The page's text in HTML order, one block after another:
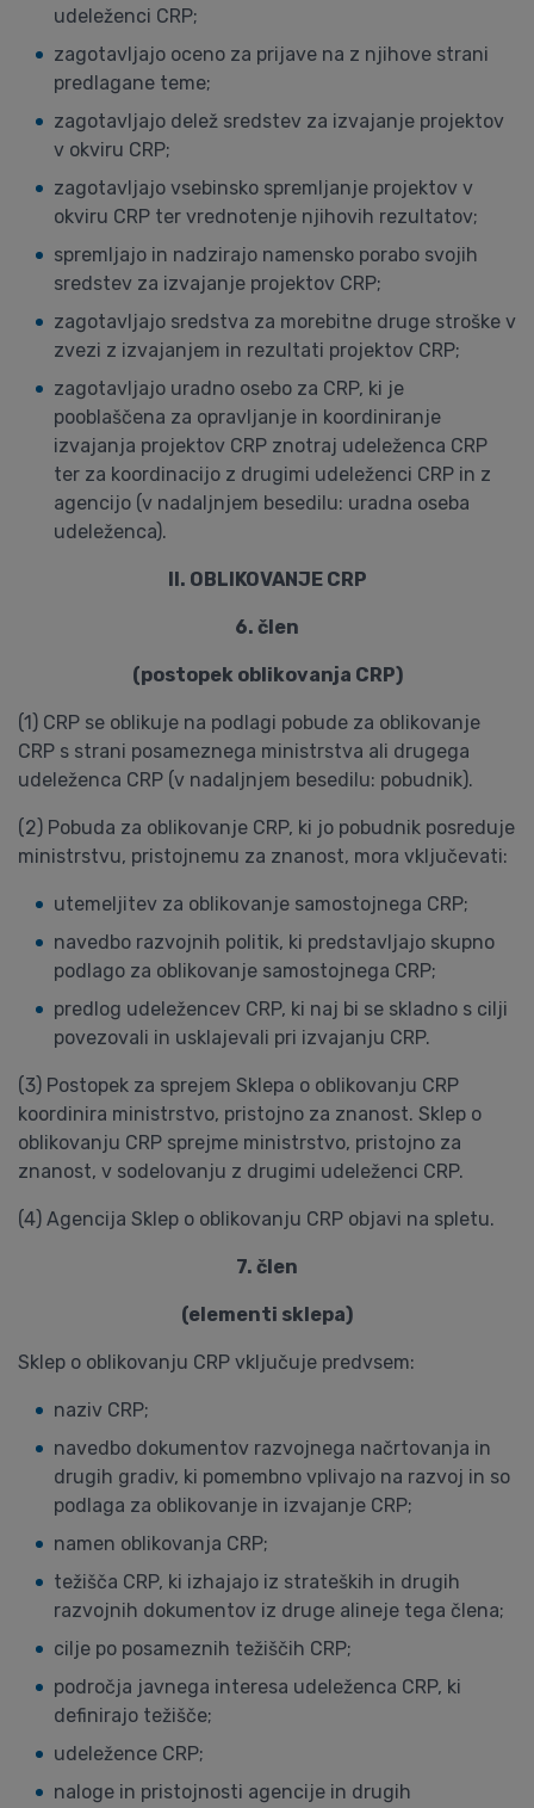
udeleženci CRP;
zagotavljajo oceno za prijave na z njihove strani
predlagane teme;
zagotavljajo delež sredstev za izvajanje projektov
v okviru CRP;
zagotavljajo vsebinsko spremljanje projektov v
okviru CRP ter vrednotenje njihovih rezultatov;
spremljajo in nadzirajo namensko porabo svojih
sredstev za izvajanje projektov CRP;
zagotavljajo sredstva za morebitne druge stroške v
zvezi z izvajanjem in rezultati projektov CRP;
zagotavljajo uradno osebo za CRP, ki je
pooblaščena za opravljanje in koordiniranje
izvajanja projektov CRP znotraj udeleženca CRP
ter za koordinacijo z drugimi udeleženci CRP in z
agencijo (v nadaljnjem besedilu: uradna oseba
udeleženca).
II. OBLIKOVANJE CRP
6. člen
(postopek oblikovanja CRP)
(1) CRP se oblikuje na podlagi pobude za oblikovanje
CRP s strani posameznega ministrstva ali drugega
udeleženca CRP (v nadaljnjem besedilu: pobudnik).
(2) Pobuda za oblikovanje CRP, ki jo pobudnik posreduje
ministrstvu, pristojnemu za znanost, mora vključevati:
utemeljitev za oblikovanje samostojnega CRP;
navedbo razvojnih politik, ki predstavljajo skupno
podlago za oblikovanje samostojnega CRP;
predlog udeležencev CRP, ki naj bi se skladno s cilji
povezovali in usklajevali pri izvajanju CRP.
(3) Postopek za sprejem Sklepa o oblikovanju CRP
koordinira ministrstvo, pristojno za znanost. Sklep o
oblikovanju CRP sprejme ministrstvo, pristojno za
znanost, v sodelovanju z drugimi udeleženci CRP.
(4) Agencija Sklep o oblikovanju CRP objavi na spletu.
7. člen
(elementi sklepa)
Sklep o oblikovanju CRP vključuje predvsem:
naziv CRP;
navedbo dokumentov razvojnega načrtovanja in
drugih gradiv, ki pomembno vplivajo na razvoj in so
podlaga za oblikovanje in izvajanje CRP;
namen oblikovanja CRP;
težišča CRP, ki izhajajo iz strateških in drugih
razvojnih dokumentov iz druge alineje tega člena;
cilje po posameznih težiščih CRP;
področja javnega interesa udeleženca CRP, ki
definirajo težišče;
udeležence CRP;
naloge in pristojnosti agencije in drugih